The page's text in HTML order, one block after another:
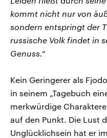
kommt nicht nur von
sondern entspringt der
russische Volk findet in
Genuss.“
Kein Geringerer als
in seinem „Tagebuch
merkwürdige
auf den Punkt. Die Lust
Unglücklichsein hat er